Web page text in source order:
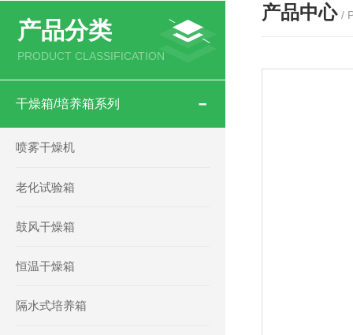
产品分类
PRODUCT CLASSIFICATION
干燥箱/培养箱系列
喷雾干燥机
老化试验箱
鼓风干燥箱
恒温干燥箱
隔水式培养箱
产品中心 /